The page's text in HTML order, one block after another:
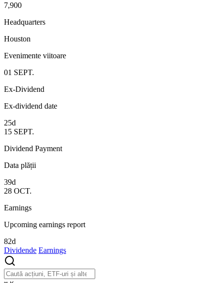
7,900
Headquarters
Houston
Evenimente viitoare
01 SEPT.
Ex-Dividend
Ex-dividend date
25d
15 SEPT.
Dividend Payment
Data plății
39d
28 OCT.
Earnings
Upcoming earnings report
82d
Dividende Earnings